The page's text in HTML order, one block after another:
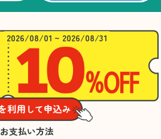
2026/08/01 ~ 2026/08/31
お支払い方法